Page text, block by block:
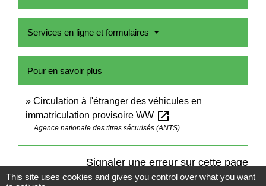
Services en ligne et formulaires
Pour en savoir plus
Circulation à l'étranger des véhicules en
immatriculation provisoire WW open_in_new
Agence nationale des titres sécurisés (ANTS)
Signaler une erreur sur cette page
This site uses cookies and gives you control over what you want